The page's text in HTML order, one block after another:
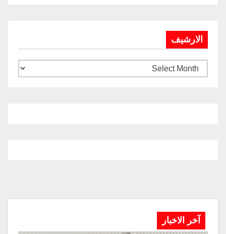
الارشيف
آخر الاخبار